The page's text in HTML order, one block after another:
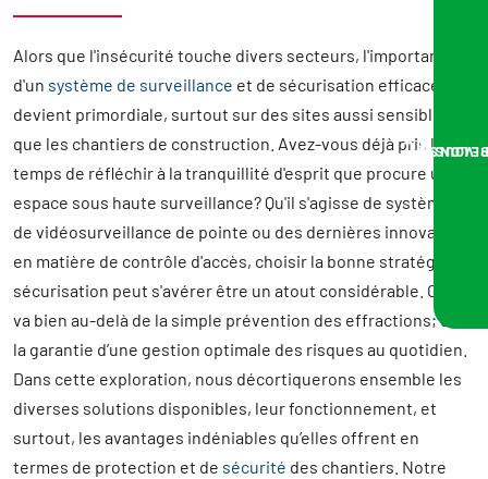
Alors que l'insécurité touche divers secteurs, l'importance
d'un système de surveillance et de sécurisation efficace
devient primordiale, surtout sur des sites aussi sensibles
que les chantiers de construction. Avez-vous déjà pris le
temps de réfléchir à la tranquillité d'esprit que procure un
espace sous haute surveillance? Qu'il s'agisse de systèmes
de vidéosurveillance de pointe ou des dernières innovations
en matière de contrôle d'accès, choisir la bonne stratégie de
sécurisation peut s'avérer être un atout considérable. Cela
va bien au-delà de la simple prévention des effractions; c’est
la garantie d’une gestion optimale des risques au quotidien.
Dans cette exploration, nous décortiquerons ensemble les
diverses solutions disponibles, leur fonctionnement, et
surtout, les avantages indéniables qu’elles offrent en
termes de protection et de sécurité des chantiers. Notre
NOUS VOUS